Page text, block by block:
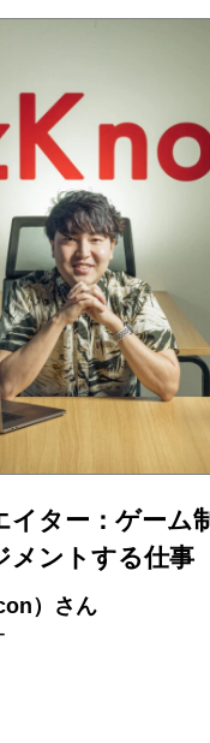
イター：ゲーム
メントする仕事
）さん